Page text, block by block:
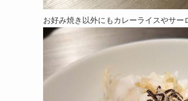
お好み焼き以外にもカレーライスやサー